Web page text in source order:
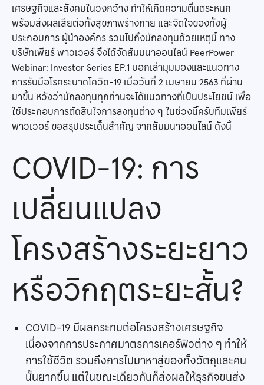
เศรษฐกิจและสังคมในวงกว้าง ทำให้เกิดความตื่นตระหนก
พร้อมส่งผลเสียต่อทั้งสุขภาพร่างกาย และจิตใจของทั้งผู้
ประกอบการ ผู้นำองค์กร รวมไปถึงนักลงทุนด้วยเหตุนี้ ทาง
บริษัทเพียร์ พาวเวอร์ จึงได้จัดสัมมนาออนไลน์ PeerPower
Webinar: Investor Series EP.1 บอกเล่ามุมมองและแนวทาง
การรับมือโรคระบาดโควิด-19 เมื่อวันที่ 2 เมษายน 2563 ที่ผ่าน
มาขึ้น หวังว่านักลงทุนทุกท่านจะได้แนวทางที่เป็นประโยชน์ เพื่อ
ใช้ประกอบการตัดสินใจการลงทุนต่าง ๆ ในช่วงนี้ครับทีมเพียร์
พาวเวอร์ ขอสรุปประเด็นสำคัญ จากสัมมนาออนไลน์ ดังนี้
COVID-19: การ
เปลี่ยนแปลง
โครงสร้างระยะยาว
หรือวิกฤตระยะสั้น?
COVID-19 มีผลกระทบต่อโครงสร้างเศรษฐกิจ
เนื่องจากการประกาศมาตรการเคอร์ฟิวต่าง ๆ ทำให้
การใช้ชีวิต รวมถึงการไปมาหาสู่ของทั้งวัตถุและคน
นั้นยากขึ้น แต่ในขณะเดียวกันก็ส่งผลให้ธุรกิจขนส่ง